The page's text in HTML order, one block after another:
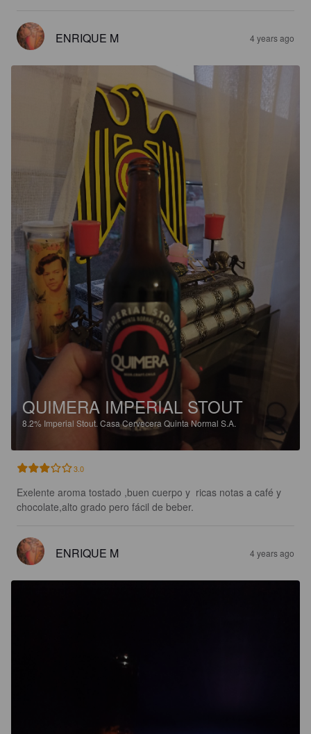
ENRIQUE M 4 years ago
QUIMERA IMPERIAL STOUT
8.2% Imperial Stout. Casa Cervecera Quinta Normal S.A.
3.0
Exelente aroma tostado ,buen cuerpo y  ricas notas a café y
chocolate,alto grado pero fácil de beber.
ENRIQUE M 4 years ago